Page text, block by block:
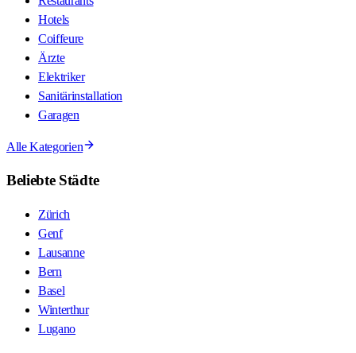
Hotels
Coiffeure
Ärzte
Elektriker
Sanitärinstallation
Garagen
Alle Kategorien
Beliebte Städte
Zürich
Genf
Lausanne
Bern
Basel
Winterthur
Lugano